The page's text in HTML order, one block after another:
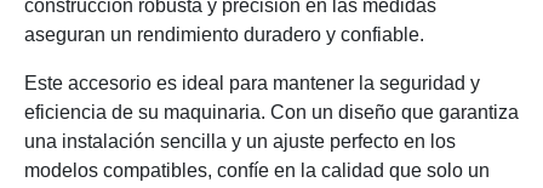
construcción robusta y precisión en las medidas
aseguran un rendimiento duradero y confiable.
Este accesorio es ideal para mantener la seguridad y
eficiencia de su maquinaria. Con un diseño que garantiza
una instalación sencilla y un ajuste perfecto en los
modelos compatibles, confíe en la calidad que solo un